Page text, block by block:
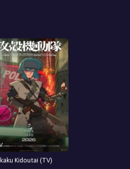
Kidoutai (TV)